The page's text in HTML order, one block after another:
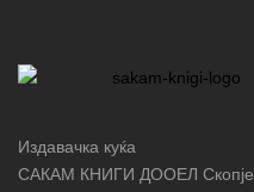
Издавачка куќа
САКАМ КНИГИ ДООЕЛ Скопје